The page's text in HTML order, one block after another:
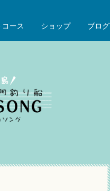
ース ショップ ブログ